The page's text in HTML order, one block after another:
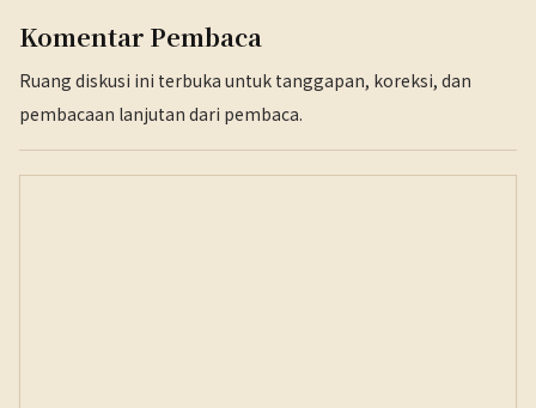
Komentar Pembaca
Ruang diskusi ini terbuka untuk tanggapan, koreksi, dan
pembacaan lanjutan dari pembaca.